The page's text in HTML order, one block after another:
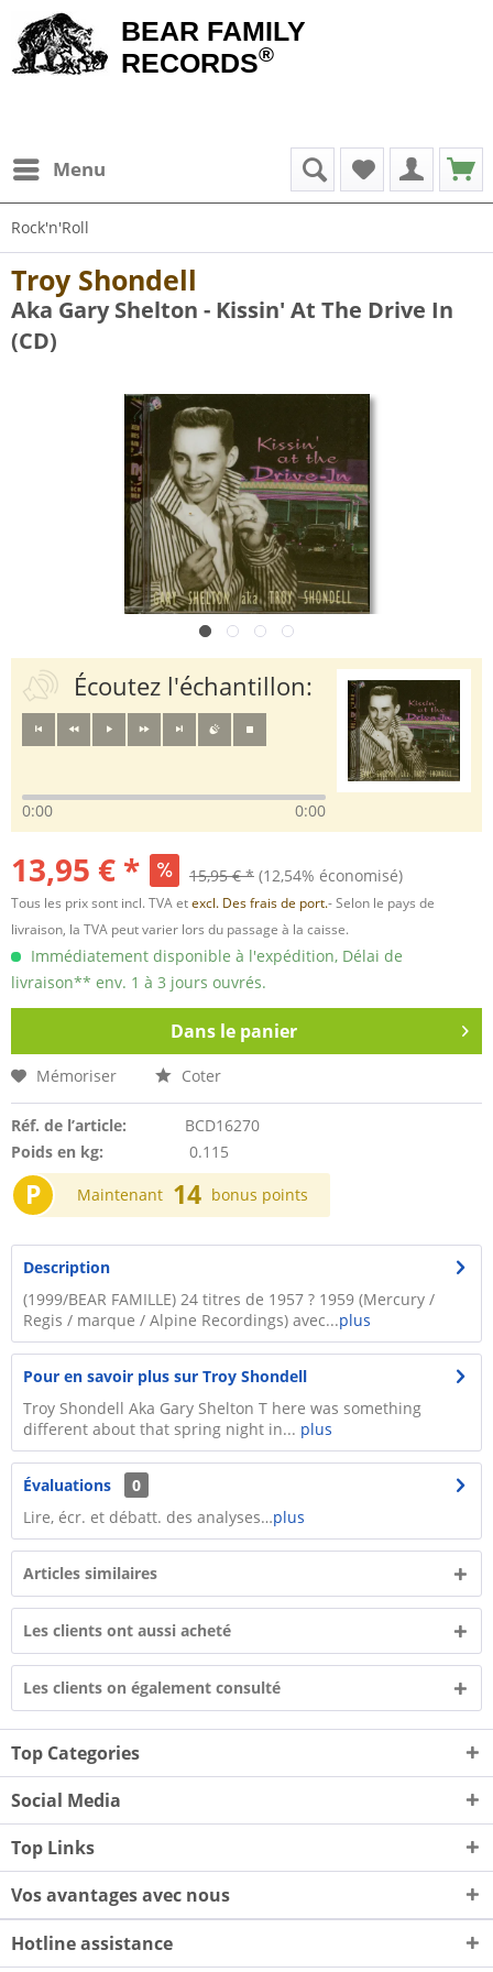
BEAR FAMILY
RECORDS®
Menu
Rock'n'Roll
Troy Shondell
Aka Gary Shelton - Kissin' At The Drive In
(CD)
Écoutez l'échantillon:
0:00 0:00
13,95 € * 15,95 € * (12,54% économisé)
Tous les prix sont incl. TVA etexcl. Des frais de port.- Selon le pays de
livraison, la TVA peut varier lors du passage à la caisse.
Immédiatement disponible à l'expédition, Délai de
livraison** env. 1 à 3 jours ouvrés.
Dans le panier
Mémoriser Coter
Réf. de l’article:
BCD16270
Poids en kg:
0.115
P Maintenant 14 bonus points
Description
(1999/BEAR FAMILLE) 24 titres de 1957 ? 1959 (Mercury /
Regis / marque / Alpine Recordings) avec...plus
Pour en savoir plus sur Troy Shondell
Troy Shondell Aka Gary Shelton T here was something
different about that spring night in... plus
Évaluations
0
Lire, écr. et débatt. des analyses…plus
Articles similaires
Les clients ont aussi acheté
Les clients on également consulté
Top Categories
Social Media
Top Links
Vos avantages avec nous
Hotline assistance